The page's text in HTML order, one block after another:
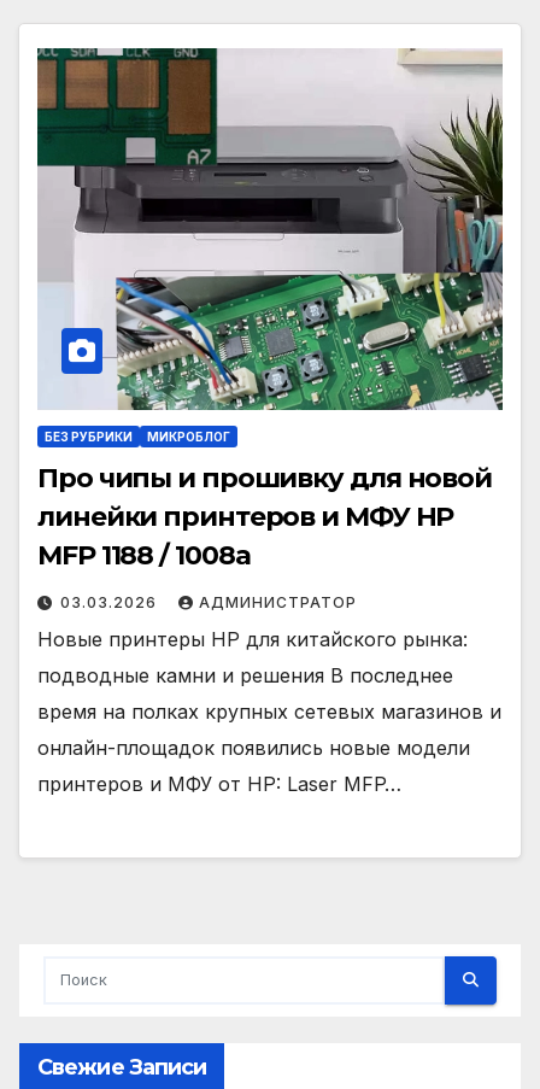
БЕЗ РУБРИКИ МИКРОБЛОГ
Про чипы и прошивку для новой
линейки принтеров и МФУ HP
MFP 1188 / 1008a
03.03.2026 АДМИНИСТРАТОР
Новые принтеры HP для китайского рынка:
подводные камни и решения В последнее
время на полках крупных сетевых магазинов и
онлайн-площадок появились новые модели
принтеров и МФУ от HP: Laser MFP…
Свежие Записи